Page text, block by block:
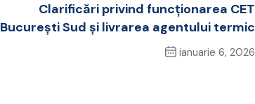
Clarificări privind funcționarea CET
București Sud și livrarea agentului termic
ianuarie 6, 2026